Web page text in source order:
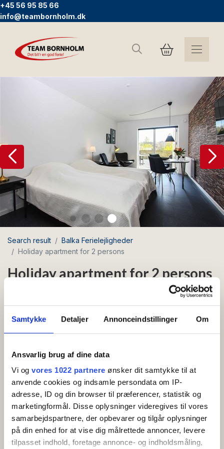
Samtykke Detaljer Annonceindstillinger Om
Ansvarlig brug af dine data
Vi og vores 1022 partnere ønsker dit samtykke til at
anvende cookies og indsamle persondata om IP-
adresse, ID og din browser til præferencer, statistik og
marketingformål. Disse oplysninger videregives til vores
samarbejdspartnere, der opbevarer og tilgår oplysninger
på din enhed for at vise dig målrettede annoncer, levere
tilpasset indhold, foretage annonce- og indholdsmåling,
+45 56 95 85 66
info@teambornholm.dk
Search
Search result
Balka Ferielejligheder
Holiday apartment for 2 persons
Holiday apartment for 2 persons
Free Wi-Fi
Beautiful and inviting apartment of 26 m2 with its
400 meters from the beautiful sandy beach of
Balka.
Apartment on the ground floor with entrance hall,
kitchen with coffee maker, electric kettle and fridge
with freezer compartment, bathroom and living room